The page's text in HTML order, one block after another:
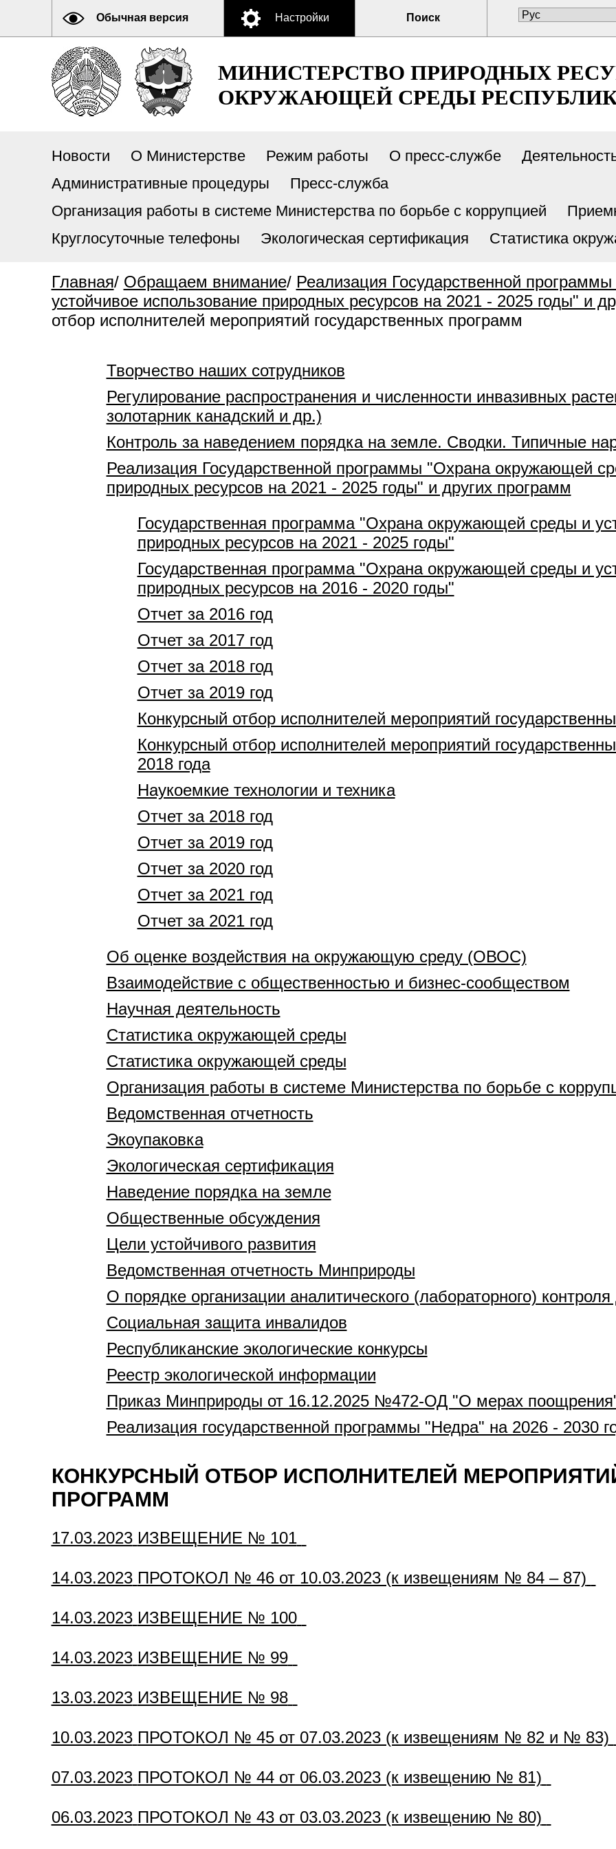
Обычная версия Настройки Поиск
МИНИСТЕРСТВО ПРИРОДНЫХ
ОКРУЖАЮЩЕЙ СРЕДЫ
Новости О Министерстве Режим работы О пресс-службе
Административные процедуры
Пресс-служба
Организация работы в системе Министерства по борьбе с коррупцией
Круглосуточные телефоны
Экологическая сертификация Статистика
Главная/ Обращаем внимание/ Реализация Государственной
устойчивое использование природных ресурсов на 2021 - 2025 годы" и
отбор исполнителей мероприятий государственных программ
Творчество наших сотрудников
Регулирование распространения и численности инвазивных
золотарник канадский и др.)
Контроль за наведением порядка на земле. Сводки. Типичные
Реализация Государственной программы "Охрана окружающей
природных ресурсов на 2021 - 2025 годы" и других программ
Государственная программа "Охрана окружающей среды и
природных ресурсов на 2021 - 2025 годы"
Государственная программа "Охрана окружающей среды и
природных ресурсов на 2016 - 2020 годы"
Отчет за 2016 год
Отчет за 2017 год
Отчет за 2018 год
Отчет за 2019 год
Конкурсный отбор исполнителей мероприятий
Конкурсный отбор исполнителей мероприятий
2018 года
Наукоемкие технологии и техника
Отчет за 2018 год
Отчет за 2019 год
Отчет за 2020 год
Отчет за 2021 год
Отчет за 2021 год
Об оценке воздействия на окружающую среду (ОВОС)
Взаимодействие с общественностью и бизнес-сообществом
Научная деятельность
Статистика окружающей среды
Статистика окружающей среды
Организация работы в системе Министерства по борьбе с
Ведомственная отчетность
Экоупаковка
Экологическая сертификация
Наведение порядка на земле
Общественные обсуждения
Цели устойчивого развития
Ведомственная отчетность Минприроды
О порядке организации аналитического (лабораторного)
Социальная защита инвалидов
Республиканские экологические конкурсы
Реестр экологической информации
Приказ Минприроды от 16.12.2025 №472-ОД "О мерах
Реализация государственной программы "Недра" на 2026 - 2030
КОНКУРСНЫЙ ОТБОР ИСПОЛНИТЕЛЕЙ
ПРОГРАММ
17.03.2023 ИЗВЕЩЕНИЕ № 101
14.03.2023 ПРОТОКОЛ № 46 от 10.03.2023 (к извещениям № 84 – 87)
14.03.2023 ИЗВЕЩЕНИЕ № 100
14.03.2023 ИЗВЕЩЕНИЕ № 99
13.03.2023 ИЗВЕЩЕНИЕ № 98
10.03.2023 ПРОТОКОЛ № 45 от 07.03.2023 (к извещениям № 82 и № 83)
07.03.2023 ПРОТОКОЛ № 44 от 06.03.2023 (к извещению № 81)
06.03.2023 ПРОТОКОЛ № 43 от 03.03.2023 (к извещению № 80)